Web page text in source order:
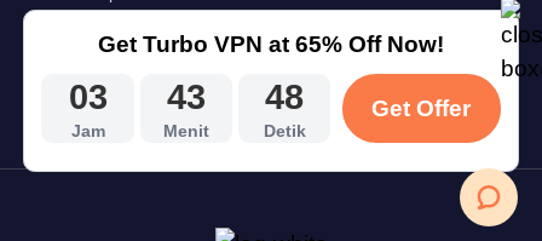
Ketentuan Layanan
Get Turbo VPN at 65% Off Now!
03
Jam
43
Menit
47
Detik
Get Offer